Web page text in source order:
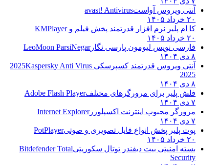
آنتی ویروس آواستavast! Antivirus
۲۰ خرداد ۱۴۰۵
کا ام پلیر نرم افزار قدرتمند پخش فیلم وKMPlayer
۲۰ خرداد ۱۴۰۵
فارسی نویس لیومون پارسی نگارLeoMoon ParsiNegar
۸ دی ۱۴۰۴
آنتی ویروس قدرتمند کسپرسکی 2025 Kaspersky Anti Virus
2025
۸ دی ۱۴۰۴
فلش پلیر برای مرورگرهای مختلفAdobe Flash Player
۷ دی ۱۴۰۴
مرورگر محبوب اینترنت اکسپلوررInternet Explorer
۷ دی ۱۴۰۴
پوت پلیر پخش انواع فایل تصویری و صوتیPotPlayer
۲۰ خرداد ۱۴۰۵
بسته امنیتی بیت دیفندر توتال سکوریتیBitdefender Total
Security